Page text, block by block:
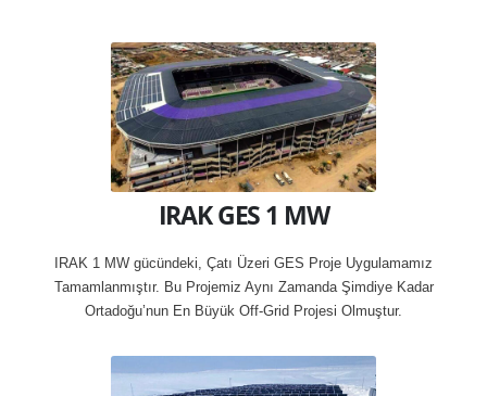
IRAK GES 1 MW
IRAK 1 MW gücündeki, Çatı Üzeri GES Proje Uygulamamız
Tamamlanmıştır. Bu Projemiz Aynı Zamanda Şimdiye Kadar
Ortadoğu’nun En Büyük Off-Grid Projesi Olmuştur.